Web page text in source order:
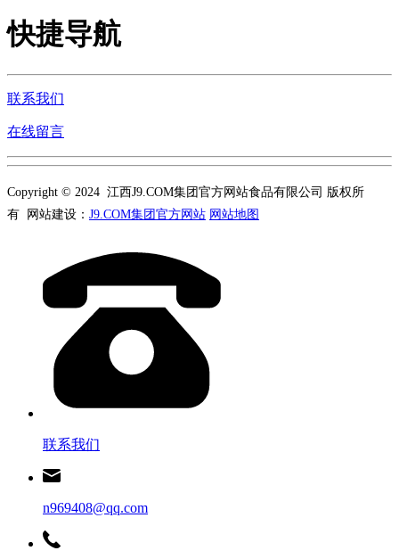
快捷导航
联系我们
在线留言
Copyright © 2024 江西J9.COM集团官方网站食品有限公司 版权所
有 网站建设： J9.COM集团官方网站 网站地图
联系我们
n969408@qq.com